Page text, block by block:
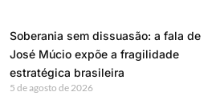
Soberania sem dissuasão: a fala de
José Múcio expõe a fragilidade
estratégica brasileira
5 de agosto de 2026